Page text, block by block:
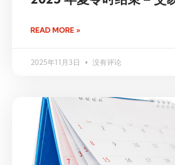
READ MORE »
2025年11月3日 没有评论